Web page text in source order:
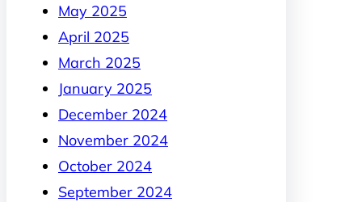
May 2025
April 2025
March 2025
January 2025
December 2024
November 2024
October 2024
September 2024